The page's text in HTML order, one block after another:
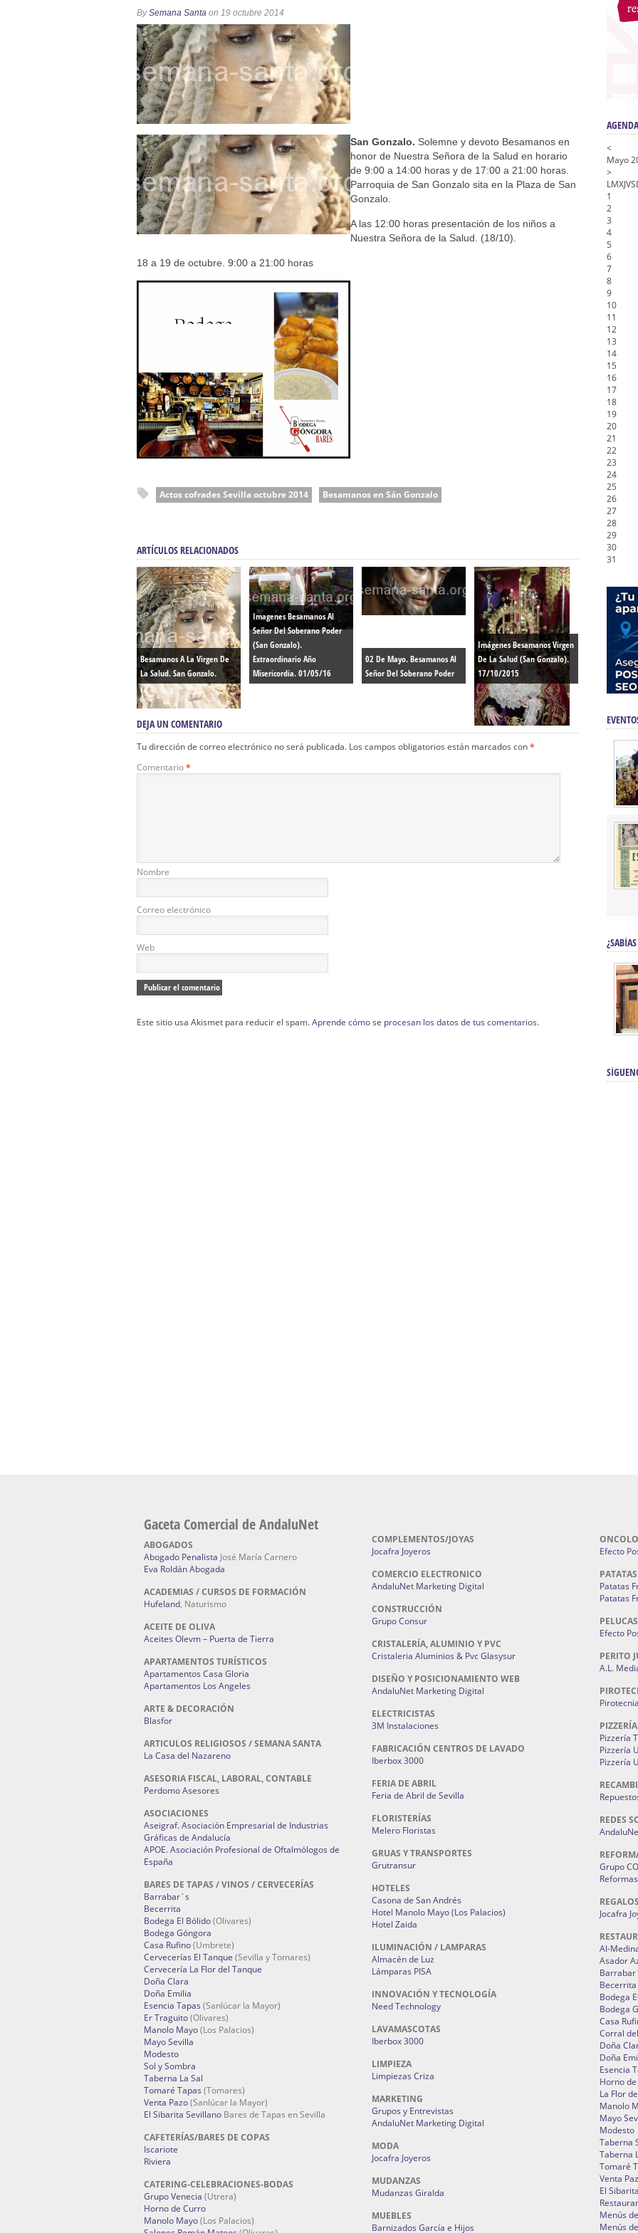
Función Principal de Instituto a la Virgen del Valle
Besapié y Besamano en la Quinta Angustia
Gitanos: Besamanos del Señor de la Salud
Besamanos del Señor de la Divina Misericordia, Vía Crucis y Traslado – Siete Palabras
BySemana Santa on 19 octubre 2014
San Gonzalo. Solemne y devoto Besamanos en
honor de Nuestra Señora de la Salud en horario
de 9:00 a 14:00 horas y de 17:00 a 21:00 horas.
Parroquia de San Gonzalo sita en la Plaza de San
Gonzalo.
A las 12:00 horas presentación de los niños a
Nuestra Señora de la Salud. (18/10).
18 a 19 de octubre. 9:00 a 21:00 horas
Actos cofrades Sevilla octubre 2014 Besamanos en Sán Gonzalo
ARTÍCULOS RELACIONADOS
Besamanos A La Virgen De
La Salud. San Gonzalo.
Imagenes Besamanos Al
Señor Del Soberano Poder
(San Gonzalo).
Extraordinario Año
Misericordia. 01/05/16
02 De Mayo. Besamanos Al
Señor Del Soberano Poder
Imágenes Besamanos Virgen
De La Salud (San Gonzalo).
17/10/2015
DEJA UN COMENTARIO
Tu dirección de correo electrónico no será publicada. Los campos obligatorios están marcados con*
Comentario*
Nombre
Correo electrónico
Web
Este sitio usa Akismet para reducir el spam.Aprende cómo se procesan los datos de tus comentarios.
<
Mayo
>
LMXJVS
1
2
3
4
5
6
7
8
9
10
11
12
13
14
15
16
17
18
19
20
21
22
23
24
25
26
27
28
29
30
31
Gaceta Comercial de AndaluNet
ABOGADOS
Abogado Penalista José María Carnero
Eva Roldán Abogada
ACADEMIAS / CURSOS DE FORMACIÓN
Hufeland, Naturismo
ACEITE DE OLIVA
Aceites Olevm – Puerta de Tierra
APARTAMENTOS TURÍSTICOS
Apartamentos Casa Gloria
Apartamentos Los Angeles
ARTE & DECORACIÓN
Blasfor
ARTICULOS RELIGIOSOS / SEMANA SANTA
La Casa del Nazareno
ASESORIA FISCAL, LABORAL, CONTABLE
Perdomo Asesores
ASOCIACIONES
Aseigraf. Asociación Empresarial de Industrias
Gráficas de Andalucía
APOE. Asociación Profesional de Oftalmólogos de
España
BARES DE TAPAS / VINOS / CERVECERÍAS
Barrabar´s
Becerrita
Bodega El Bólido(Olivares)
Bodega Góngora
Casa Rufino(Umbrete)
Cervecerías El Tanque (Sevilla y Tomares)
Cervecería La Flor del Tanque
Doña Clara
Doña Emilia
Esencia Tapas (Sanlúcar la Mayor)
Er Traguito(Olivares)
Manolo Mayo(Los Palacios)
Mayo Sevilla
Modesto
Sol y Sombra
Taberna La Sal
Tomaré Tapas (Tomares)
Venta Pazo(Sanlúcar la Mayor)
El Sibarita Sevillano Bares de Tapas en Sevilla
CAFETERÍAS/BARES DE COPAS
Iscariote
Riviera
CATERING-CELEBRACIONES-BODAS
Grupo Venecia (Utrera)
Horno de Curro
Manolo Mayo(Los Palacios)
COMPLEMENTOS/JOYAS
Jocafra Joyeros
COMERCIO ELECTRONICO
AndaluNet Marketing Digital
CONSTRUCCIÓN
Grupo Consur
CRISTALERÍA, ALUMINIO Y PVC
Cristaleria Aluminios & Pvc Glasysur
DISEÑO Y POSICIONAMIENTO WEB
AndaluNet Marketing Digital
ELECTRICISTAS
3M Instalaciones
FABRICACIÓN CENTROS DE LAVADO
Iberbox 3000
FERIA DE ABRIL
Feria de Abril de Sevilla
FLORISTERÍAS
Melero Floristas
GRUAS Y TRANSPORTES
Grutransur
HOTELES
Casona de San Andrés
Hotel Manolo Mayo (Los Palacios)
Hotel Zaida
ILUMINACIÓN / LAMPARAS
Almacén de Luz
Lámparas PISA
INNOVACIÓN Y TECNOLOGÍA
Need Technology
LAVAMASCOTAS
Iberbox 3000
LIMPIEZA
Limpiezas Criza
MARKETING
Grupos y Entrevistas
AndaluNet Marketing Digital
MODA
Jocafra Joyeros
MUDANZAS
Mudanzas Giralda
MUEBLES
Barnizados García e Hijos
Efecto
Patatas
Patatas
PELUCAS
Efecto
PERITO
A.L.
Pizzería
Pizzería
Pizzería
REDES
Grupo
Jocafra
Al-
Asador
Becerrita
Bodega
Bodega
Casa
Corral
Doña
Doña
Esencia
Horno
La Flor
Manolo
Mayo
Modesto
Taberna
Taberna
Tomaré
Venta
El
Menús
Menús